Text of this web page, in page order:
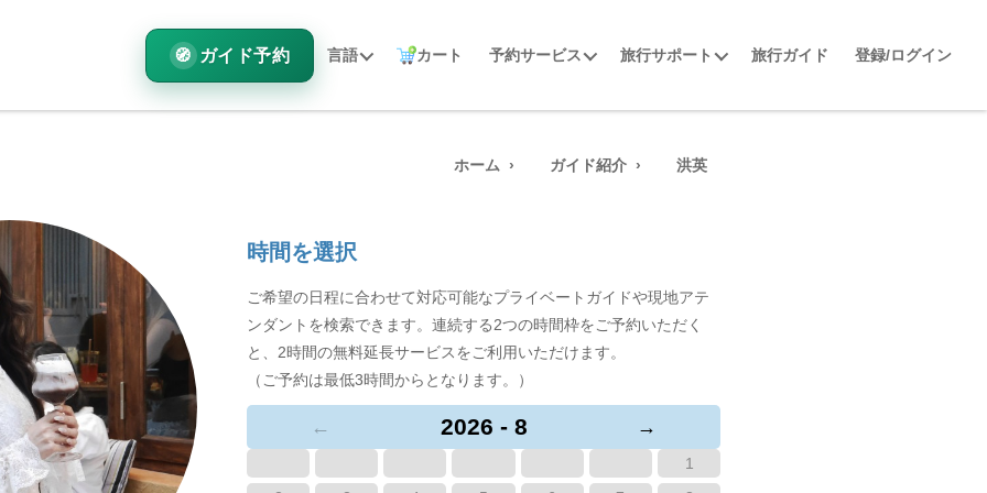
ガイド予約 言語 カート 予約サービス 旅行サポート 旅行ガイド 登録/ログイン
ホーム ガイド紹介 洪英
時間を選択
ご希望の日程に合わせて対応可能なプライベートガイドや現地アテ
ンダントを検索できます。連続する2つの時間枠をご予約いただく
と、2時間の無料延長サービスをご利用いただけます。
（ご予約は最低3時間からとなります。）
← 2026 - 8 →
1